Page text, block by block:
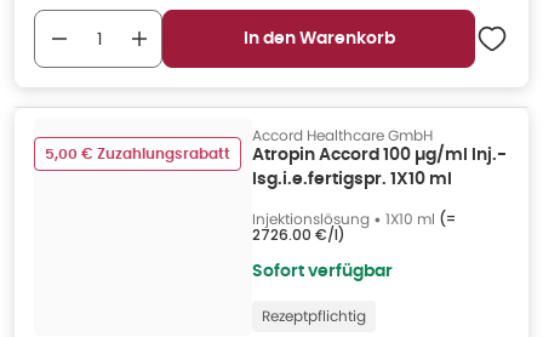
In den Warenkorb
5,00 € Zuzahlungsrabatt
Accord Healthcare GmbH
Atropin Accord 100 µg/ml Inj.-
lsg.i.e.fertigspr. 1X10 ml
Injektionslösung • 1X10 ml (=
2726.00 €/l)
Sofort verfügbar
Rezeptpflichtig